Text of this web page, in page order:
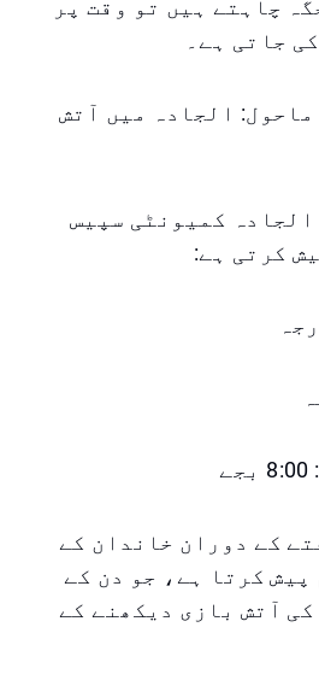
چاہتے ہیں تو وقت پر
جاتی ہے۔
الجادہ میں آتش
کمیونٹی سپیس
کرتی ہے:
کے دوران خاندان کے
کرتا ہے، جو دن کے
آتش بازی دیکھنے کے